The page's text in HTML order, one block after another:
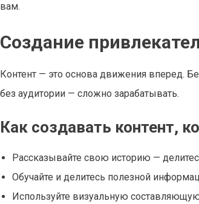
вам.
Создание
Контент — это основа движения вперед.
без аудитории — сложно зарабатывать.
Как создавать контент,
Рассказывайте свою историю —
Обучайте и делитесь полезной
Используйте визуальную